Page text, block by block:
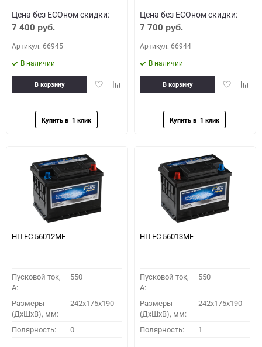
Цена без ECOном скидки:
7 400 руб.
Артикул: 66945
В наличии
ДобавитьДобавить
В корзину
Цена без ECOном скидки:
7 700 руб.
Артикул: 66944
В наличии
Добавить
В корзину
HITEC 56012MF
Пусковой ток,
A:
550
Размеры
(ДхШхВ), мм:
242x175x190
Полярность: 0
HITEC 56013MF
Пусковой ток,
A:
550
Размеры
(ДхШхВ), мм:
242x175x190
Полярность: 1